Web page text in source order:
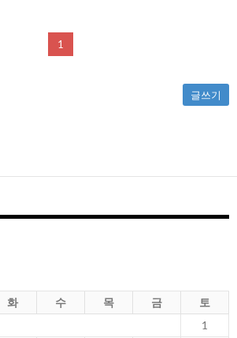
1
글쓰기
화 수 목 금 토
1